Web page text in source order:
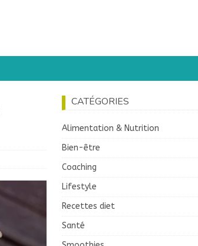
CATÉGORIES
Alimentation & Nutrition
Bien-être
Coaching
Lifestyle
Recettes diet
Santé